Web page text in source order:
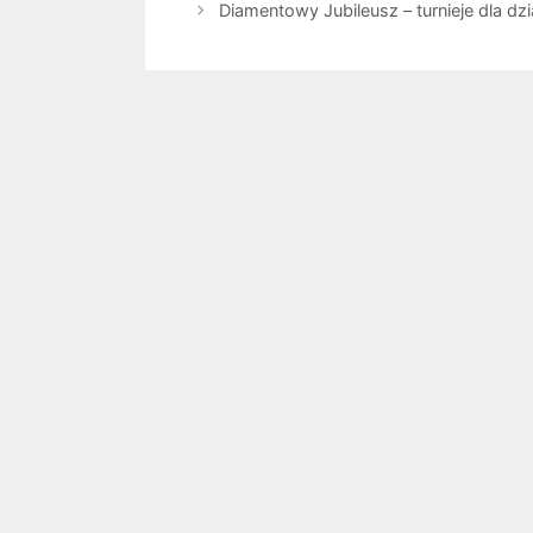
Diamentowy Jubileusz – turnieje dla